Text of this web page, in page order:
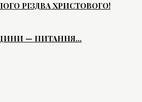
РІЗДВА ХРИСТОВОГО!
— ПИТАННЯ...